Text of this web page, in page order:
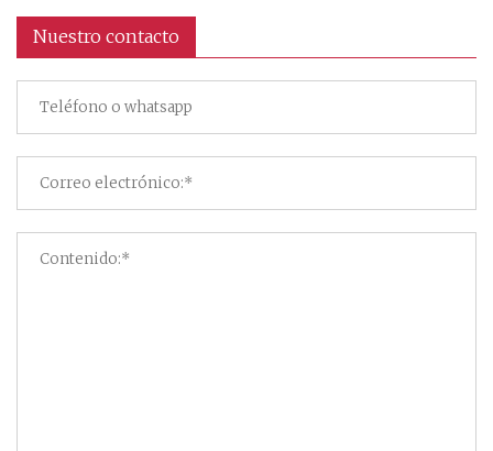
Nuestro contacto